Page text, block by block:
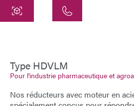
Siemensstraße 47
25462 Rellingen
info@atek.de
Type HDVLM
Pour l'industrie pharmaceutique et
Nos réducteurs avec moteur en